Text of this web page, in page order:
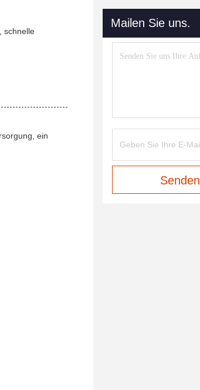
schnelle
ein
Mailen Sie uns.
Senden